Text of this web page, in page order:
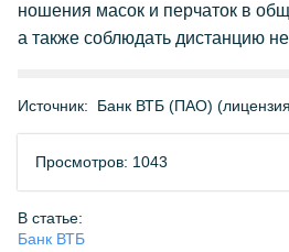
ношения масок и перчаток в
а также соблюдать дистанцию
Источник: Банк ВТБ (ПАО)
Просмотров: 1043
В статье:
Банк ВТБ